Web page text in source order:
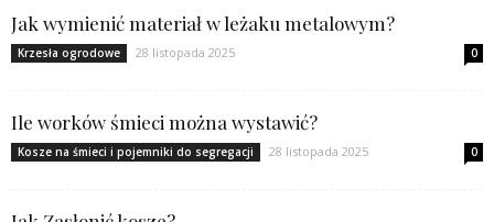
Jak wymienić materiał w leżaku metalowym?
Krzesła ogrodowe 28 listopada 2025 0
Ile worków śmieci można wystawić?
Kosze na śmieci i pojemniki do segregacji 28 listopada 2025 0